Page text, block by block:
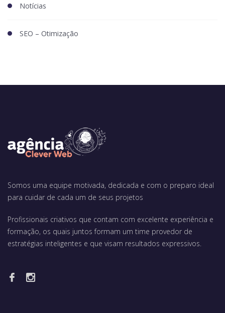
Notícias
SEO – Otimização
Somos uma equipe motivada, dedicada e com o preparo ideal
para cuidar de cada um de seus projetos
Profissionais criativos que contam com excelente experiência e
formação, os quais juntos formam um time provedor de
estratégias inteligentes e que visam resultados expressivos.